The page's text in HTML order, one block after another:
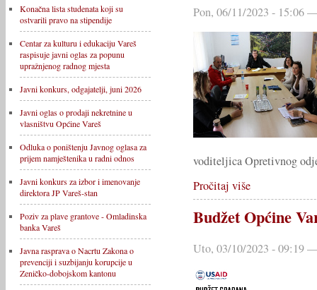
Konačna lista studenata koji su
ostvarili pravo na stipendije
Centar za kulturu i edukaciju Vareš
raspisuje javni oglas za popunu
upražnjenog radnog mjesta
Javni konkurs, odgajatelji, juni 2026
Javni oglas o prodaji nekretnine u
vlasništvu Općine Vareš
Odluka o poništenju Javnog oglasa za
prijem namještenika u radni odnos
Javni konkurs za izbor i imenovanje
direktora JP Vareš-stan
Poziv za plave grantove - Omladinska
banka Vareš
Javna rasprava o Nacrtu Zakona o
prevenciji i suzbijanju korupcije u
Zeničko-dobojskom kantonu
Pon, 06/11/2023 - 15:06
voditeljica Opretivnog
Pročitaj više
Budžet Općine
Uto, 03/10/2023 - 09:19